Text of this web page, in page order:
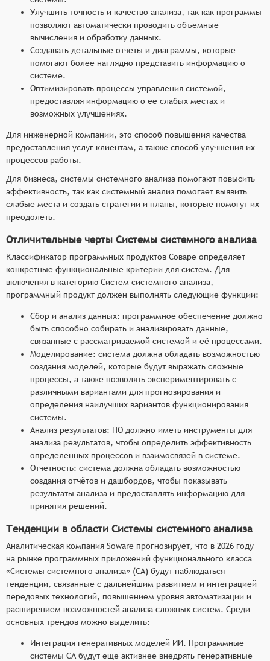
Улучшить точность и качество анализа, так как программы
позволяют автоматически проводить объемные
вычисления и обработку данных.
Создавать детальные отчеты и диаграммы, которые
помогают более наглядно представить информацию о
системе.
Оптимизировать процессы управления системой,
предоставляя информацию о ее слабых местах и
возможных улучшениях.
Для инженерной компании, это способ повышения качества
предоставления услуг клиентам, а также способ улучшения их
процессов работы.
Для бизнеса, системы системного анализа помогают повысить
эффективность, так как системный анализ помогает выявить
слабые места и создать стратегии и планы, которые помогут их
преодолеть.
Отличительные черты Системы системного анализа
Классификатор программных продуктов Соваре определяет
конкретные функциональные критерии для систем. Для
включения в категорию Систем системного анализа,
программный продукт должен выполнять следующие функции:
Сбор и анализ данных: программное обеспечение должно
быть способно собирать и анализировать данные,
связанные с рассматриваемой системой и её процессами.
Моделирование: система должна обладать возможностью
создания моделей, которые будут выражать сложные
процессы, а также позволять экспериментировать с
различными вариантами для прогнозирования и
определения наилучших вариантов функционирования
системы.
Анализ результатов: ПО должно иметь инструменты для
анализа результатов, чтобы определить эффективность
определенных процессов и взаимосвязей в системе.
Отчётность: система должна обладать возможностью
создания отчётов и дашбордов, чтобы показывать
результаты анализа и предоставлять информацию для
принятия решений.
Тенденции в области Системы системного анализа
Аналитическая компания Soware прогнозирует, что в 2026 году
на рынке программных приложений функционального класса
«Системы системного анализа» (СА) будут наблюдаться
тенденции, связанные с дальнейшим развитием и интеграцией
передовых технологий, повышением уровня автоматизации и
расширением возможностей анализа сложных систем. Среди
основных трендов можно выделить:
Интеграция генеративных моделей ИИ. Программные
системы СА будут ещё активнее внедрять генеративные